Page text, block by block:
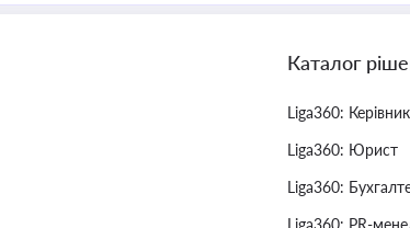
Каталог
Liga360: Керівник
Liga360: Юрист
Liga360:
Liga360: PR-